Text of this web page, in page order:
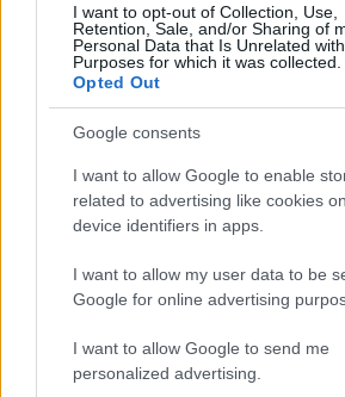
I want to opt-out of Collection, Use,
Retention, Sale, and/or Sharing of
Personal Data that Is Unrelated
Purposes for which it was collected.
Opted Out
Google consents
I want to allow Google to enable
related to advertising like cookies
device identifiers in apps.
I want to allow my user data to be
Google for online advertising
I want to allow Google to send me
personalized advertising.